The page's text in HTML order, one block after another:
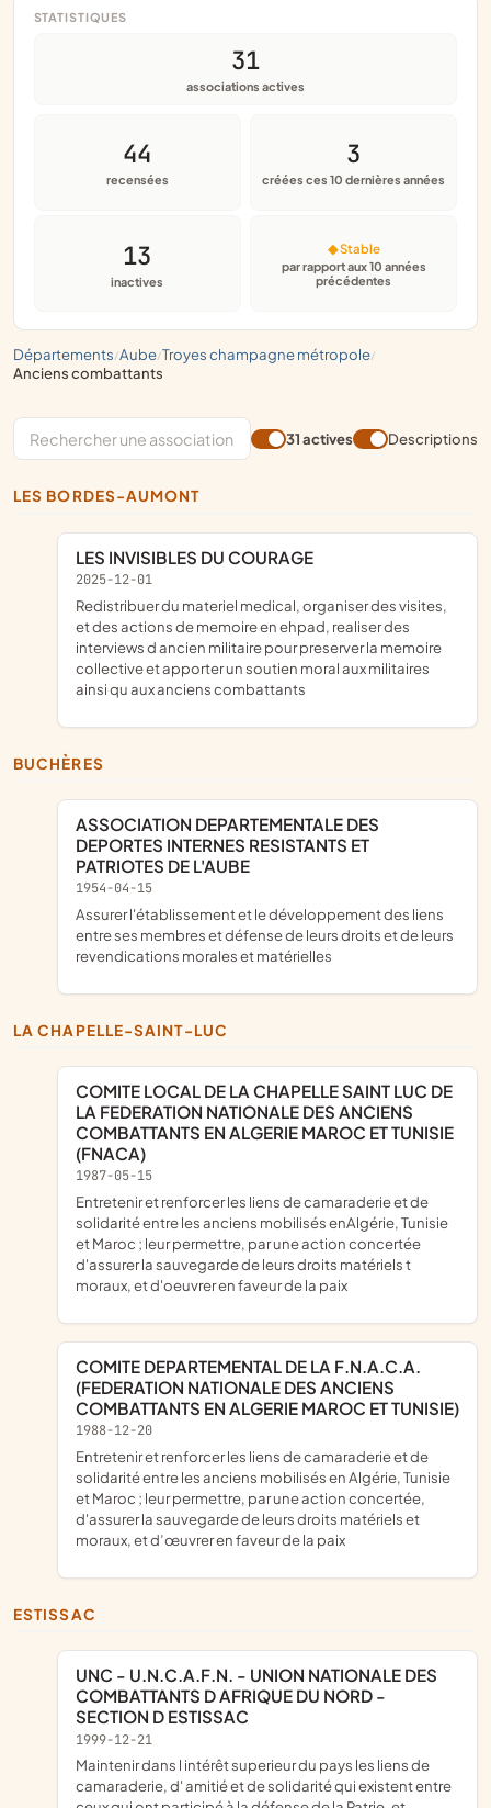
départements/ aube/ troyes champagne métropole/
anciens combattants
STATISTIQUES
31
associations actives
44
recensées
3
créées ces 10 dernières années
13
inactives
◆ Stable
par rapport aux 10 années
précédentes
31 actives Descriptions
LES BORDES-AUMONT
LES INVISIBLES DU COURAGE
2025-12-01
redistribuer du materiel medical, organiser des visites,
et des actions de memoire en ehpad, realiser des
interviews d ancien militaire pour preserver la memoire
collective et apporter un soutien moral aux militaires
ainsi qu aux anciens combattants
BUCHÈRES
ASSOCIATION DEPARTEMENTALE DES
DEPORTES INTERNES RESISTANTS ET
PATRIOTES DE L'AUBE
1954-04-15
assurer l'établissement et le développement des liens
entre ses membres et défense de leurs droits et de leurs
revendications morales et matérielles
LA CHAPELLE-SAINT-LUC
COMITE LOCAL DE LA CHAPELLE SAINT LUC DE
LA FEDERATION NATIONALE DES ANCIENS
COMBATTANTS EN ALGERIE MAROC ET TUNISIE
(FNACA)
1987-05-15
entretenir et renforcer les liens de camaraderie et de
solidarité entre les anciens mobilisés enAlgérie, Tunisie
et Maroc ; leur permettre, par une action concertée
d'assurer la sauvegarde de leurs droits matériels t
moraux, et d'oeuvrer en faveur de la paix
COMITE DEPARTEMENTAL DE LA F.N.A.C.A.
(FEDERATION NATIONALE DES ANCIENS
COMBATTANTS EN ALGERIE MAROC ET TUNISIE)
1988-12-20
entretenir et renforcer les liens de camaraderie et de
solidarité entre les anciens mobilisés en Algérie, Tunisie
et Maroc ; leur permettre, par une action concertée,
d'assurer la sauvegarde de leurs droits matériels et
moraux, et d’œuvrer en faveur de la paix
ESTISSAC
UNC - U.N.C.A.F.N. - UNION NATIONALE DES
COMBATTANTS D AFRIQUE DU NORD -
SECTION D ESTISSAC
1999-12-21
maintenir dans l intérêt superieur du pays les liens de
camaraderie, d' amitié et de solidarité qui existent entre